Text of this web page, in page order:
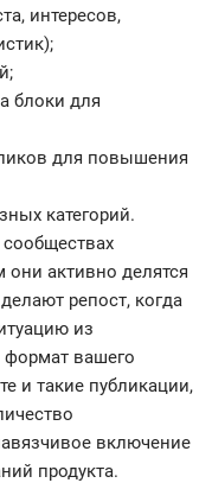
интересов,
блоки для
для повышения
категорий.
они активно делятся
репост, когда
из
формат вашего
и такие публикации,
включение
продукта.